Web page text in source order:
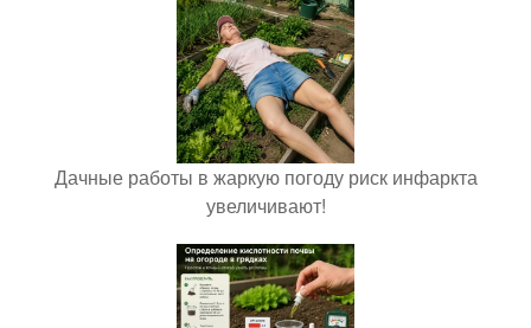
Дачные работы в жаркую погоду риск инфаркта
увеличивают!